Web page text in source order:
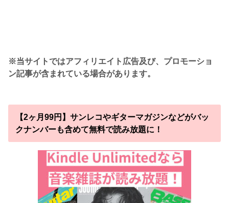
※当サイトではアフィリエイト広告及び、プロモーショ
ン記事が含まれている場合があります。
【2ヶ月99円】サンレコやギターマガジンなどがバッ
クナンバーも含めて無料で読み放題に！